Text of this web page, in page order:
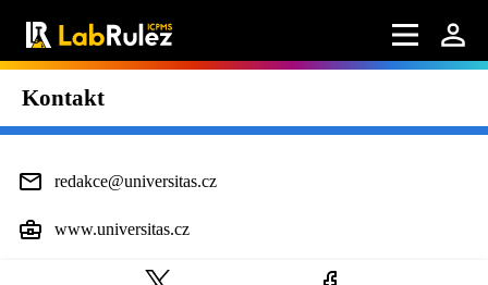
Kontakt
redakce@universitas.cz
www.universitas.cz